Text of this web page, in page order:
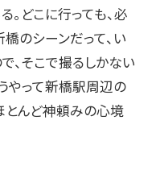
どこに行っても、必
のシーンだって、い
、そこで撮るしかない
やって新橋駅周辺の
とんど神頼みの心境